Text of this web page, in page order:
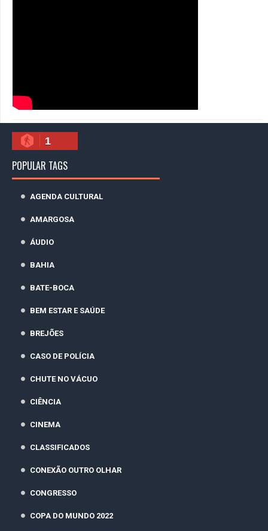
1
POPULAR TAGS
AGENDA CULTURAL
AMARGOSA
ÁUDIO
BAHIA
BATE-BOCA
BEM ESTAR E SAÚDE
BREJÕES
CASO DE POLÍCIA
CHUTE NO VÁCUO
CIÊNCIA
CINEMA
CLASSIFICADOS
CONEXÃO OUTRO OLHAR
CONGRESSO
COPA DO MUNDO 2022